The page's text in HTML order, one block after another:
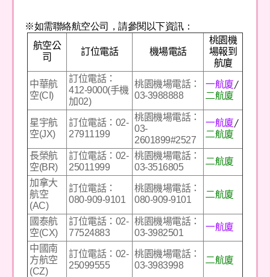
※如需聯絡航空公司，請參閱以下資訊：
航空公
司
訂位電話 機場電話
桃園機
場報到
航廈
中華航
空(CI)
訂位電話：
412-9000(手機
加02)
桃園機場電話：
03-3988888
一航廈/
二航廈
星宇航
空(JX)
訂位電話：02-
27911199
桃園機場電話：
03-
2601899#2527
一航廈/
二航廈
長榮航
空(BR)
訂位電話：02-
25011999
桃園機場電話：
03-3516805
二航廈
加拿大
航空
(AC)
訂位電話：
080-909-9101
桃園機場電話：
080-909-9101
二航廈
國泰航
空(CX)
訂位電話：02-
77524883
桃園機場電話：
03-3982501
一航廈
中國南
方航空
(CZ)
訂位電話：02-
25099555
桃園機場電話：
03-3983998
二航廈